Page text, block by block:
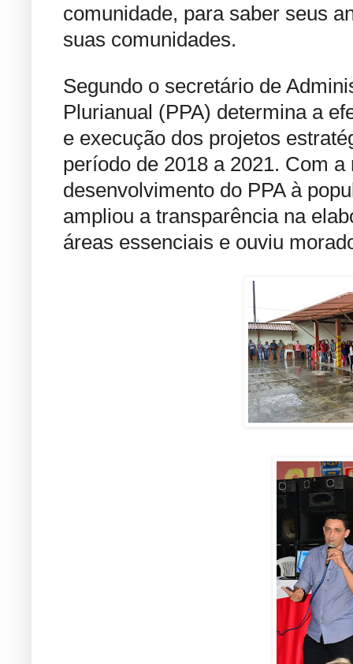
comunidade, para saber seus
suas comunidades.
Segundo o secretário de
Plurianual (PPA) determina a
e execução dos projetos
período de 2018 a 2021. Com
desenvolvimento do PPA à
ampliou a transparência na
áreas essenciais e ouviu